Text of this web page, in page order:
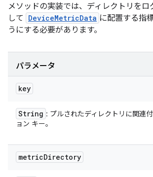
メソッドの実装では、ディレクトリを
して
DeviceMetricData に配置する指
うにする必要があります。
パラメータ
key
String : プルされたディレクトリに関連
ョン キー。
metricDirectory